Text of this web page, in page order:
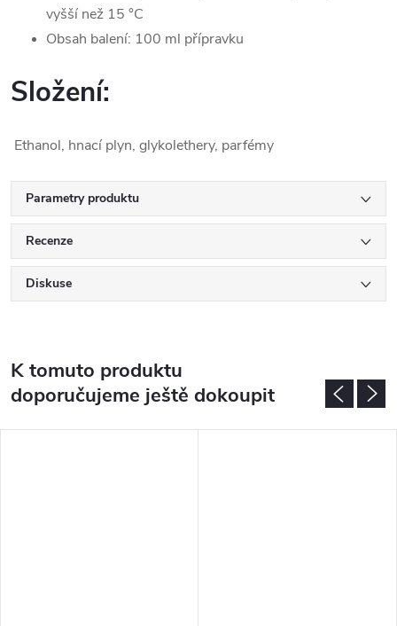
vyšší než 15 °C
Obsah balení: 100 ml přípravku
Složení:
Ethanol, hnací plyn, glykolethery, parfémy
Parametry produktu
Recenze
Diskuse
K tomuto produktu
doporučujeme ještě dokoupit